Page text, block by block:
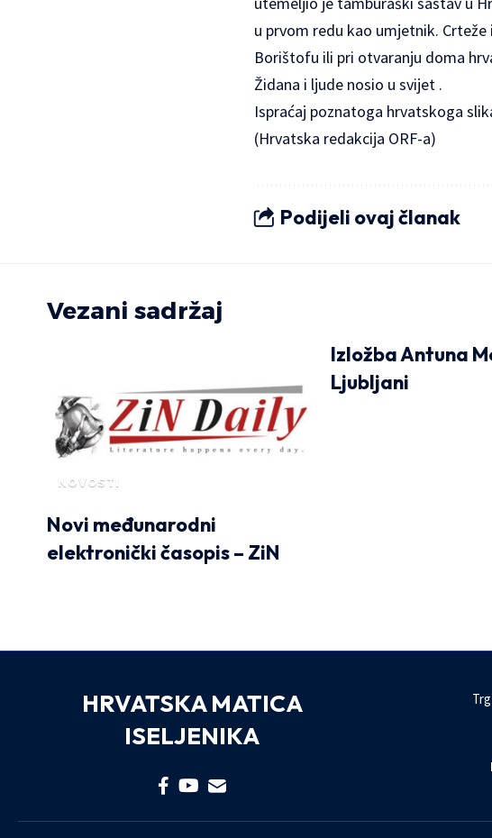
u prvom redu kao umjetnik.
Borištofu ili pri otvaranju doma
Židana i ljude nosio u svijet .
Ispraćaj poznatoga hrvatskoga
(Hrvatska redakcija ORF-a)
Podijeli ovaj članak
Vezani sadržaj
NOVOSTI
Novi međunarodni
elektronički časopis – ZiN
Izložba Antuna
Ljubljani
HRVATSKA MATICA
ISELJENIKA